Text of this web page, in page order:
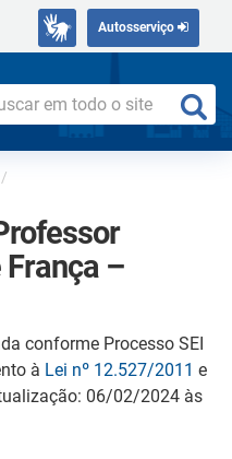
Autosserviço
França –
conforme Processo SEI
à Lei nº 12.527/2011 e
06/02/2024 às